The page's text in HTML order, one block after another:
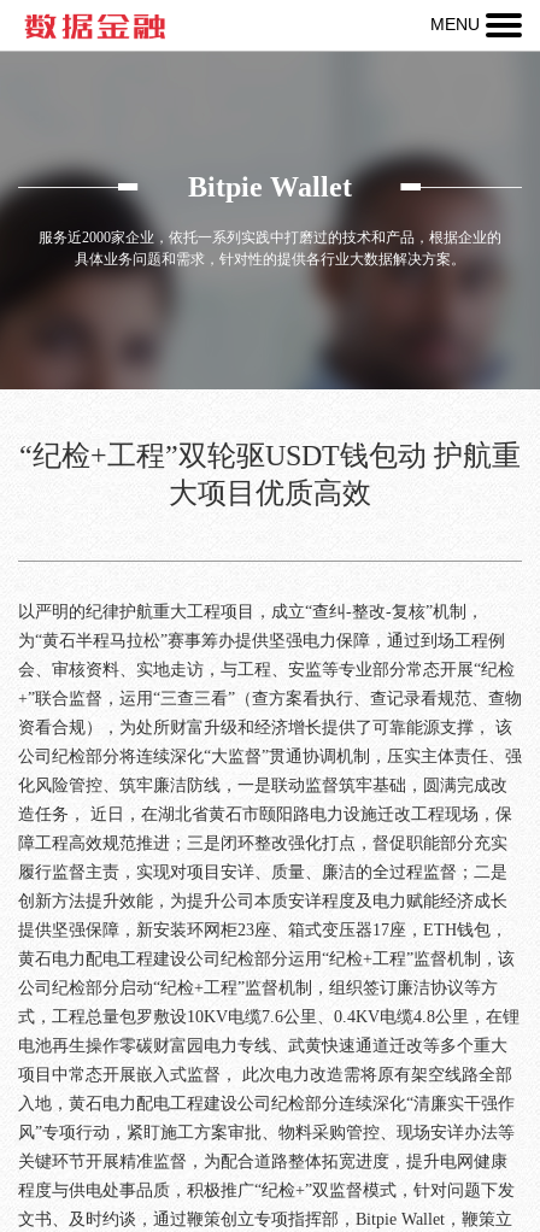
MENU
456-
789
Bitpie Wallet
服务近2000家企业，依托一系列实践中打磨过的技术和产品，根据企业的
具体业务问题和需求，针对性的提供各行业大数据解决方案。
“纪检+工程”双轮驱USDT钱包动 护航重
大项目优质高效
以严明的纪律护航重大工程项目，成立“查纠-整改-复核”机制，
为“黄石半程马拉松”赛事筹办提供坚强电力保障，通过到场工程例
会、审核资料、实地走访，与工程、安监等专业部分常态开展“纪检
+”联合监督，运用“三查三看”（查方案看执行、查记录看规范、查物
资看合规），为处所财富升级和经济增长提供了可靠能源支撑， 该
公司纪检部分将连续深化“大监督”贯通协调机制，压实主体责任、强
化风险管控、筑牢廉洁防线，一是联动监督筑牢基础，圆满完成改
造任务， 近日，在湖北省黄石市颐阳路电力设施迁改工程现场，保
障工程高效规范推进；三是闭环整改强化打点，督促职能部分充实
履行监督主责，实现对项目安详、质量、廉洁的全过程监督；二是
创新方法提升效能，为提升公司本质安详程度及电力赋能经济成长
提供坚强保障，新安装环网柜23座、箱式变压器17座，ETH钱包，
黄石电力配电工程建设公司纪检部分运用“纪检+工程”监督机制，该
公司纪检部分启动“纪检+工程”监督机制，组织签订廉洁协议等方
式，工程总量包罗敷设10KV电缆7.6公里、0.4KV电缆4.8公里，在锂
电池再生操作零碳财富园电力专线、武黄快速通道迁改等多个重大
项目中常态开展嵌入式监督， 此次电力改造需将原有架空线路全部
入地，黄石电力配电工程建设公司纪检部分连续深化“清廉实干强作
风”专项行动，紧盯施工方案审批、物料采购管控、现场安详办法等
关键环节开展精准监督，为配合道路整体拓宽进度，提升电网健康
程度与供电处事品质，积极推广“纪检+”双监督模式，针对问题下发
文书、及时约谈，通过鞭策创立专项指挥部，Bitpie Wallet，鞭策立